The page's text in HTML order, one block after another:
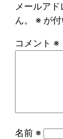
メールア
ん。
※ が
コメント ※
名前 ※